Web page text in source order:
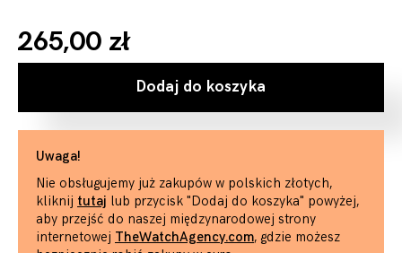
265,00 zł
Dodaj do koszyka
Uwaga!
Nie obsługujemy już zakupów w polskich złotych,
kliknij tutaj lub przycisk "Dodaj do koszyka" powyżej,
aby przejść do naszej międzynarodowej strony
internetowej TheWatchAgency.com, gdzie możesz